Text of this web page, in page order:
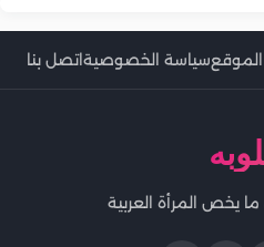
سياسة الخصوصيةاتصل بنا
يخص المرأة العربية